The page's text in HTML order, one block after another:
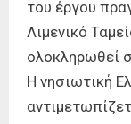
του έργου
Λιμενικό
ολοκληρωθεί
Η νησιωτική